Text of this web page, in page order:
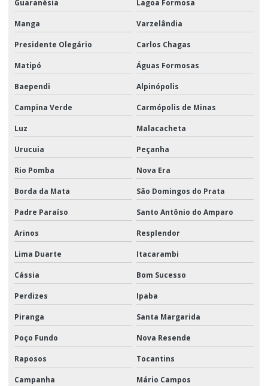
Guaranésia Lagoa Formosa
Manga Varzelândia
Presidente Olegário Carlos Chagas
Matipó Águas Formosas
Baependi Alpinópolis
Campina Verde Carmópolis de Minas
Luz Malacacheta
Urucuia Peçanha
Rio Pomba Nova Era
Borda da Mata São Domingos do Prata
Padre Paraíso Santo Antônio do Amparo
Arinos Resplendor
Lima Duarte Itacarambi
Cássia Bom Sucesso
Perdizes Ipaba
Piranga Santa Margarida
Poço Fundo Nova Resende
Raposos Tocantins
Campanha Mário Campos